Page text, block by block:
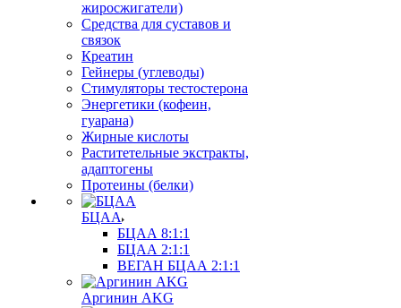
жиросжигатели)
Средства для суставов и
связок
Креатин
Гейнеры (углеводы)
Стимуляторы тестостерона
Энергетики (кофеин,
гуарана)
Жирные кислоты
Раститетельные экстракты,
адаптогены
Протеины (белки)
БЦАА
БЦАА 8:1:1
БЦАА 2:1:1
ВЕГАН БЦАА 2:1:1
Аргинин AKG